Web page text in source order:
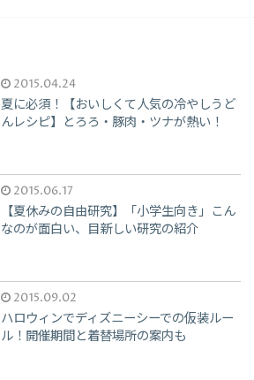
2015.04.24
夏に必須！【おいしくて人気の冷やしうど
んレシピ】とろろ・豚肉・ツナが熱い！
2015.06.17
【夏休みの自由研究】「小学生向き」こん
なのが面白い、目新しい研究の紹介
2015.09.02
ハロウィンでディズニーシーでの仮装ルー
ル！開催期間と着替場所の案内も